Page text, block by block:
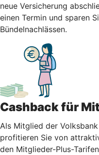
neue Versicherung
einen Termin und sparen
Bündelnachlässen.
Cashback für
Als Mitglied der
profitieren Sie von
den Mitglieder-Plus-